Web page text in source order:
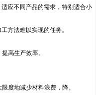
应不同产品的需求，特别适合小
方法难以实现的任务。
高生产效率。
度地减少材料浪费，降。